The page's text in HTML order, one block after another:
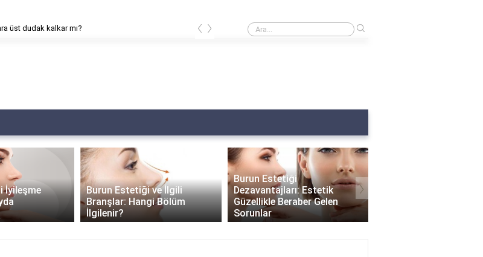
üst dudak kalkar mı? Burnumda et var ne yapmalıyım?
‹ ›
İyileşme
Burun Estetiği ve İlgili
Branşlar: Hangi Bölüm
İlgilenir?
Burun Estetiği
Dezavantajları: Estetik
Güzellikle Beraber Gelen
Sorunlar
›